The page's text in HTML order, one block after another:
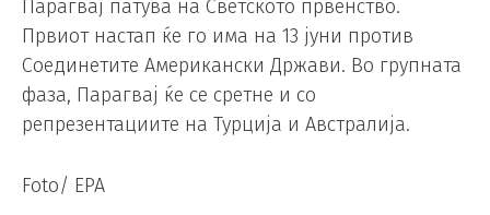
Парагвај патува на Светското првенство.
Првиот настап ќе го има на 13 јуни против
Соединетите Американски Држави. Во групната
фаза, Парагвај ќе се сретне и со
репрезентациите на Турција и Австралија.
Foto/ EPA